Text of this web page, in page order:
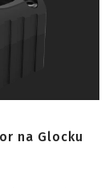
na Glocku